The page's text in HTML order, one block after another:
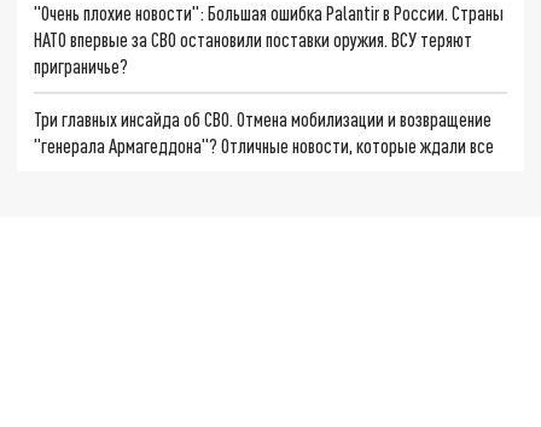
"Очень плохие новости": Большая ошибка Palantir в России. Страны
НАТО впервые за СВО остановили поставки оружия. ВСУ теряют
приграничье?
Три главных инсайда об СВО. Отмена мобилизации и возвращение
"генерала Армагеддона"? Отличные новости, которые ждали все